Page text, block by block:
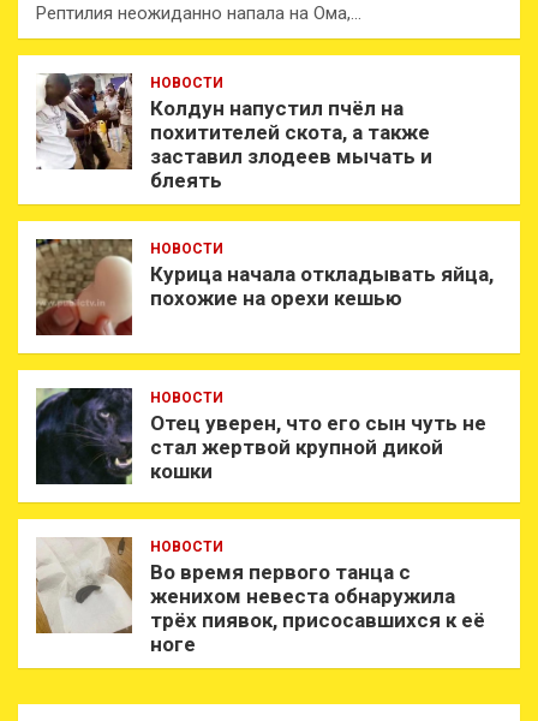
Рептилия неожиданно напала на Ома,…
НОВОСТИ
Колдун напустил пчёл на
похитителей скота, а также
заставил злодеев мычать и
блеять
НОВОСТИ
Курица начала откладывать яйца,
похожие на орехи кешью
НОВОСТИ
Отец уверен, что его сын чуть не
стал жертвой крупной дикой
кошки
НОВОСТИ
Во время первого танца с
женихом невеста обнаружила
трёх пиявок, присосавшихся к её
ноге